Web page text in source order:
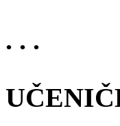
. . .